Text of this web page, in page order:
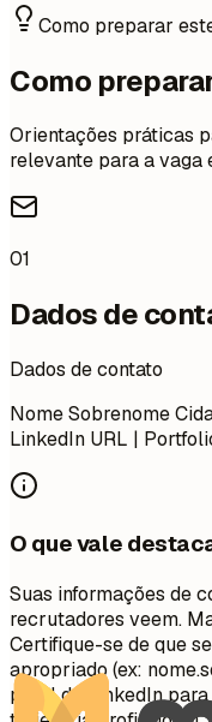
Como preparar
Como
Orientações práticas
relevante para a vaga
01
Dados de
Dados de contato
Nome Sobrenome
LinkedIn URL |
O que vale
Suas informações de
recrutadores veem.
Certifique-se de que
apropriado (ex:
perfil do LinkedIn